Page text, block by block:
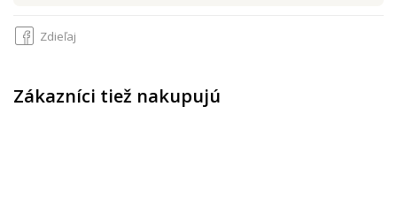
Zdieľaj
Zákazníci tiež nakupujú